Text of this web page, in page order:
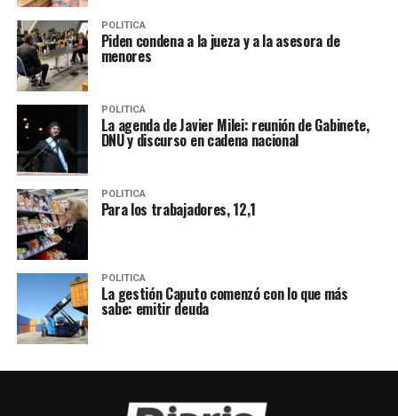
POLITICA
Piden condena a la jueza y a la asesora de
menores
POLITICA
La agenda de Javier Milei: reunión de Gabinete,
DNU y discurso en cadena nacional
POLITICA
Para los trabajadores, 12,1
POLITICA
La gestión Caputo comenzó con lo que más
sabe: emitir deuda